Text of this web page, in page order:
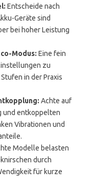
Entscheide nach
Geräte sind
bei hoher Leistung
Modus: Eine fein
zu
in der Praxis
Achte auf
und entkoppelten
Vibrationen und
Modelle belasten
durch
für kurze